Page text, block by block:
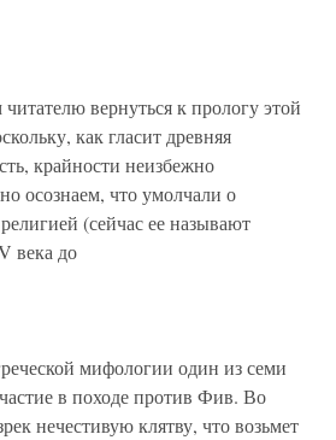
вернуться к прологу этой
как гласит древняя
крайности неизбежно
осознаем, что умолчали о
(сейчас ее называют
века до
мифологии один из семи
в походе против Фив. Во
нечестивую клятву, что возьмет